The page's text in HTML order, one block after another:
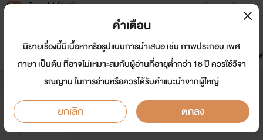
Tunwalai ธัญวลัย
หน้าแรก นิยาย อีบุ๊ก การ์ตูน
มาใหม่
ดรีมแชท ธัญลิสต์
พี่แทนของนู๋ภีม (เสือคลั่งรัก)
นักเขียน: CocoaTAE
Y
คำเตือน
นิยายเรื่องนี้มีเนื้อหาหรือรูปแบบการนำเสนอ เช่น ภาพประกอบ เพศ
ภาษา เป็นต้น ที่อาจไม่เหมาะสมกับผู้อ่านที่อายุต่ำกว่า 18 ปี ควรใช้วิจา
รณญาน ในการอ่านหรือควรได้รับคำแนะนำจากผู้ใหญ่
ยกเลิก ตกลง